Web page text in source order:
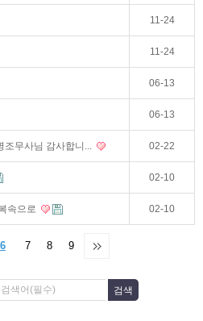
11-24
11-24
06-13
06-13
조무사님 감사합니... 02-22
02-10
속으로 02-10
6 7 8 9